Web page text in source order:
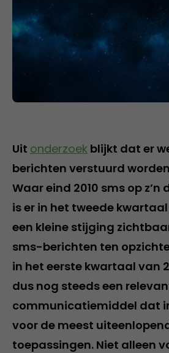
Uit onderzoek blijkt dat er
berichten verstuurd
Waar eind 2010 sms op
is er in het tweede kwartaal
een kleine stijging
sms-berichten ten
in het eerste kwartaal van
dus nog steeds een
communicatiemiddel dat
voor de meest
toepassingen. Niet alleen